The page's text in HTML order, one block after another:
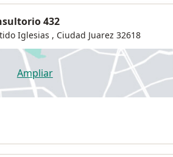
432
Iglesias , Ciudad Juarez 32618
Ampliarse abre en una nueva pestaña